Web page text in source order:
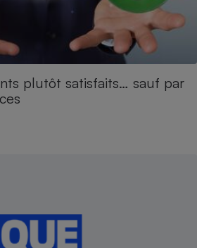
plutôt satisfaits… sauf par